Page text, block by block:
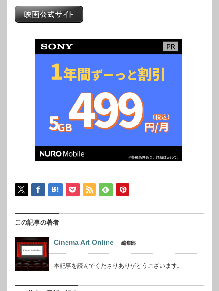
この記事の著者
Cinema Art Online 編集部
本記事を読んでくださりありがとうございます。